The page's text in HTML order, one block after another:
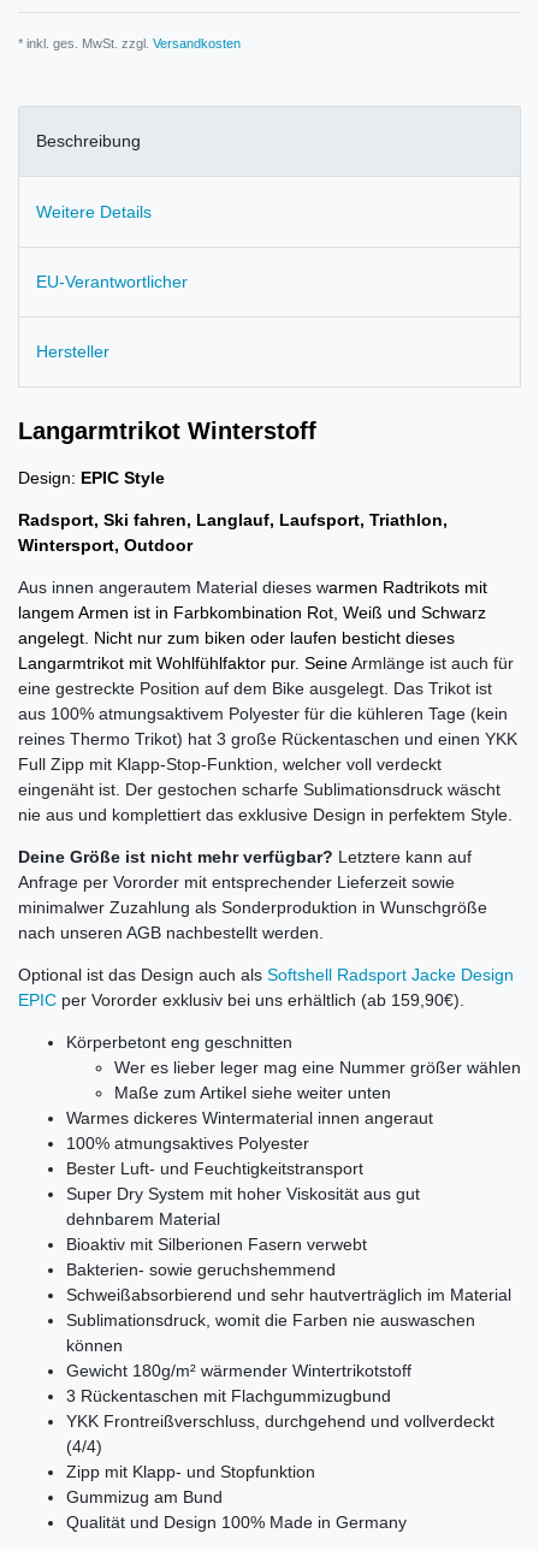
* inkl. ges. MwSt. zzgl. Versandkosten
Beschreibung
Weitere Details
EU-Verantwortlicher
Hersteller
Langarmtrikot Winterstoff
Design: EPIC Style
Radsport, Ski fahren, Langlauf, Laufsport, Triathlon,
Wintersport, Outdoor
Aus innen angerautem Material dieses warmen Radtrikots mit
langem Armen ist in Farbkombination Rot, Weiß und Schwarz
angelegt. Nicht nur zum biken oder laufen besticht dieses
Langarmtrikot mit Wohlfühlfaktor pur. SeineArmlänge ist auch für
eine gestreckte Position auf dem Bike ausgelegt. Das Trikot ist
aus 100% atmungsaktivem Polyester für die kühleren Tage (kein
reines Thermo Trikot) hat 3 große Rückentaschen und einen YKK
Full Zipp mit Klapp-Stop-Funktion, welcher voll verdeckt
eingenäht ist. Der gestochen scharfe Sublimationsdruck wäscht
nie aus und komplettiert das exklusive Design in perfektem Style.
Deine Größe ist nicht mehr verfügbar? Letztere kann auf
Anfrage per Vororder mit entsprechender Lieferzeit sowie
minimalwer Zuzahlung als Sonderproduktion in Wunschgröße
nach unseren AGB nachbestellt werden.
Optional ist das Design auch als Softshell Radsport Jacke Design
EPIC per Vororder exklusiv bei uns erhältlich (ab 159,90€).
Körperbetont eng geschnitten
Wer es lieber leger mag eine Nummer größer wählen
Maße zum Artikel siehe weiter unten
Warmes dickeres Wintermaterial innen angeraut
100% atmungsaktives Polyester
Bester Luft- und Feuchtigkeitstransport
Super Dry System mit hoher Viskosität aus gut
dehnbarem Material
Bioaktiv mit Silberionen Fasern verwebt
Bakterien- sowie geruchshemmend
Schweißabsorbierend und sehr hautverträglich im Material
Sublimationsdruck, womit die Farben nie auswaschen
können
Gewicht 180g/m² wärmender Wintertrikotstoff
3 Rückentaschen mit Flachgummizugbund
YKK Frontreißverschluss, durchgehend und vollverdeckt
(4/4)
Zipp mit Klapp- und Stopfunktion
Gummizug am Bund
Qualität und Design 100% Made in Germany